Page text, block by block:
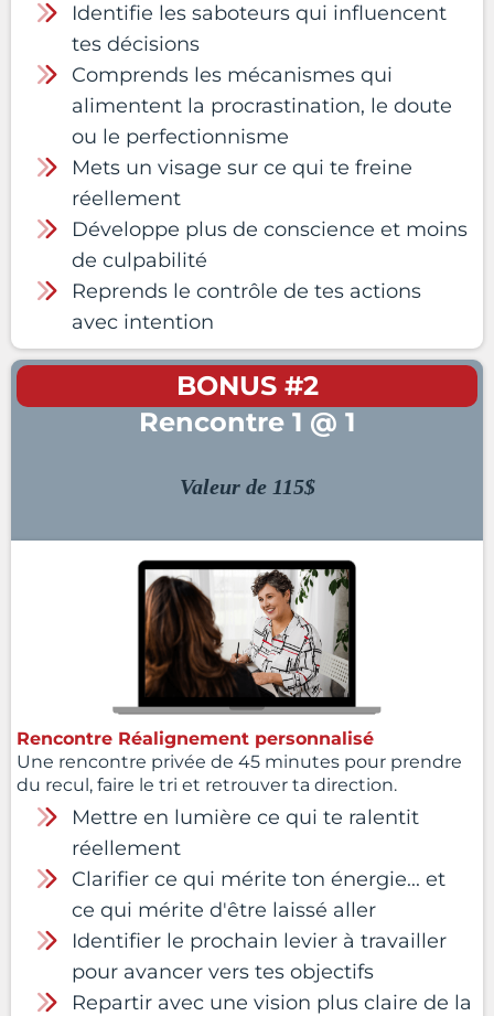
Identifie les saboteurs qui influencent
tes décisions
Comprends les mécanismes qui
alimentent la procrastination, le doute
ou le perfectionnisme
Mets un visage sur ce qui te freine
réellement
Développe plus de conscience et moins
de culpabilité
Reprends le contrôle de tes actions
avec intention
BONUS #2
Rencontre 1 @ 1
Valeur de 115$
Rencontre Réalignement personnalisé
Une rencontre privée de 45 minutes pour prendre
du recul, faire le tri et retrouver ta direction.
Mettre en lumière ce qui te ralentit
réellement
Clarifier ce qui mérite ton énergie... et
ce qui mérite d'être laissé aller
Identifier le prochain levier à travailler
pour avancer vers tes objectifs
Repartir avec une vision plus claire de la